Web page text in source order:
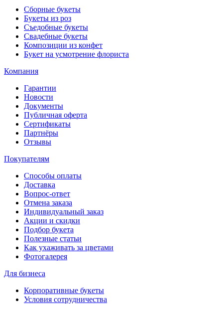
Сборные букеты
Букеты из роз
Съедобные букеты
Свадебные букеты
Композиции из конфет
Букет на усмотрение флориста
Компания
Гарантии
Новости
Документы
Публичная оферта
Сертификаты
Партнёры
Отзывы
Покупателям
Способы оплаты
Доставка
Вопрос-ответ
Отмена заказа
Индивидуальный заказ
Акции и скидки
Подбор букета
Полезные статьи
Как ухаживать за цветами
Фотогалерея
Для бизнеса
Корпоративные букеты
Условия сотрудничества